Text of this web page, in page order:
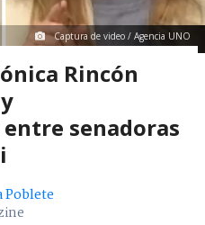
Captura de video / Agencia UNO
Rincón
senadoras
Poblete